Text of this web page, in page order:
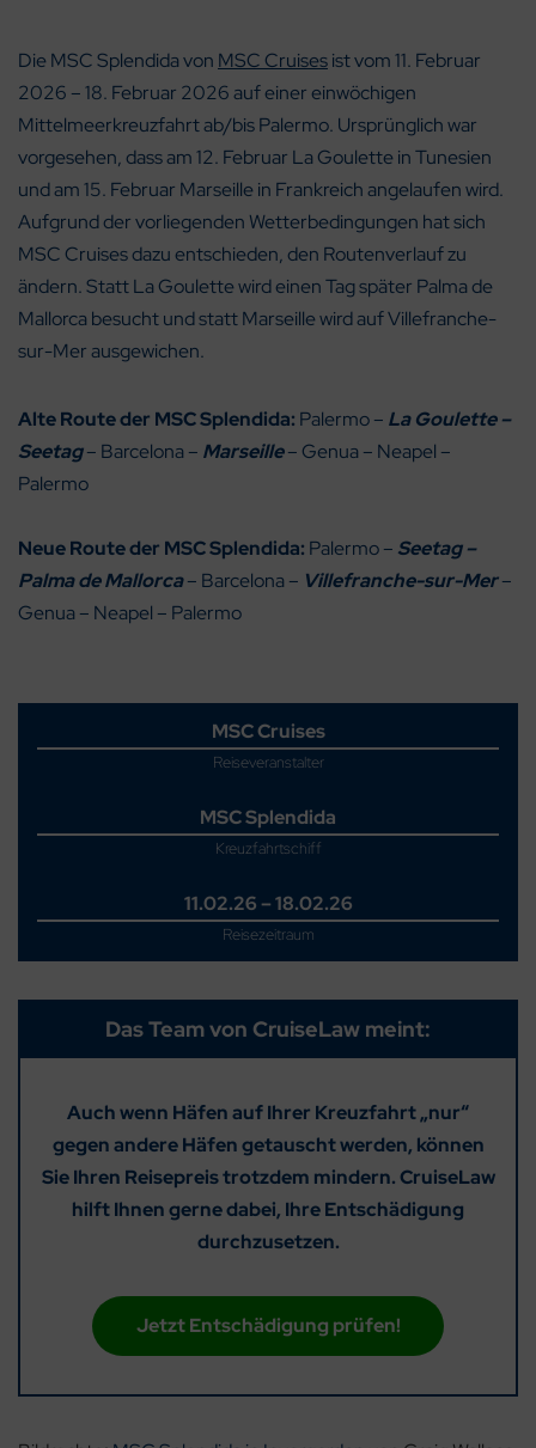
Die MSC Splendida von MSC Cruisesist vom 11. Februar
2026 – 18. Februar 2026 auf einer einwöchigen
Mittelmeerkreuzfahrt ab/bis Palermo. Ursprünglich war
vorgesehen, dass am 12. Februar La Goulette in Tunesien
und am 15. Februar Marseille in Frankreich angelaufen wird.
Aufgrund der vorliegenden Wetterbedingungen hat sich
MSC Cruises dazu entschieden, den Routenverlauf zu
ändern. Statt La Goulette wird einen Tag später Palma de
Mallorca besucht und statt Marseille wird auf Villefranche-
sur-Mer ausgewichen.
Alte Route der MSC Splendida: Palermo – La Goulette –
Seetag– Barcelona – Marseille– Genua – Neapel –
Palermo
Neue Route der MSC Splendida: Palermo – Seetag –
Palma de Mallorca– Barcelona – Villefranche-sur-Mer–
Genua – Neapel – Palermo
MSC Cruises
Reiseveranstalter
MSC Splendida
Kreuzfahrtschiff
11.02.26 – 18.02.26
Reisezeitraum
Das Team von CruiseLaw meint:
Auch wenn Häfen auf Ihrer Kreuzfahrt „nur“
gegen andere Häfen getauscht werden, können
Sie Ihren Reisepreis trotzdem mindern. CruiseLaw
hilft Ihnen gerne dabei, Ihre Entschädigung
durchzusetzen.
Jetzt Entschädigung prüfen!